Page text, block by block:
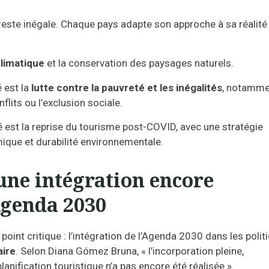
inégale. Chaque pays adapte son approche à sa réalité
et la conservation des paysages naturels.
est la lutte contre la pauvreté et les inégalités,
ou l’exclusion sociale.
est la reprise du tourisme post-COVID, avec une stratégie
et durabilité environnementale.
intégration encore
2030
critique : l’intégration de l’Agenda 2030 dans les
. Selon Diana Gómez Bruna, « l’incorporation pleine,
touristique n’a pas encore été réalisée ».